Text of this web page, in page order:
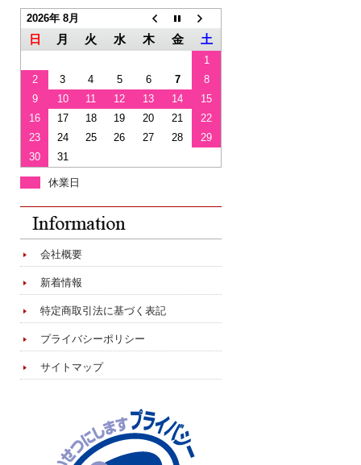
2026年 8月
日 月 火 水 木 金 土
1
2
3 4 5 6 7
8
9
10 11 12 13 14
15
16
17 18 19 20 21
22
23
24 25 26 27 28
29
30
31
休業日
会社概要
新着情報
特定商取引法に基づく表記
プライバシーポリシー
サイトマップ